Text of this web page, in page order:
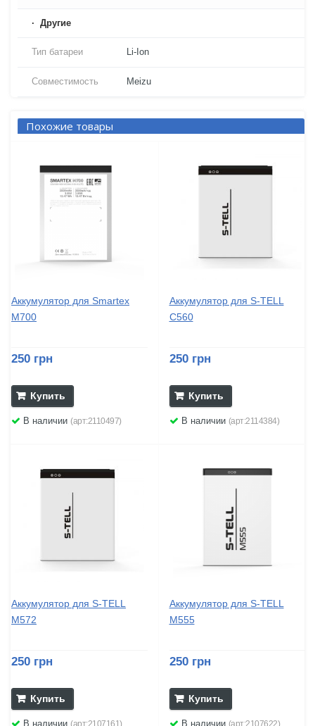
Другие
Тип батареи Li-Ion
Совместимость Meizu
Похожие товары
Аккумулятор для Smartex
M700
250 грн
Купить
В наличии (арт:2110497)
Аккумулятор для S-TELL
C560
250 грн
Купить
В наличии (арт:2114384)
Аккумулятор для S-TELL
M572
250 грн
Купить
В наличии (арт:2107161)
Аккумулятор для S-TELL
M555
250 грн
Купить
В наличии (арт:2107622)